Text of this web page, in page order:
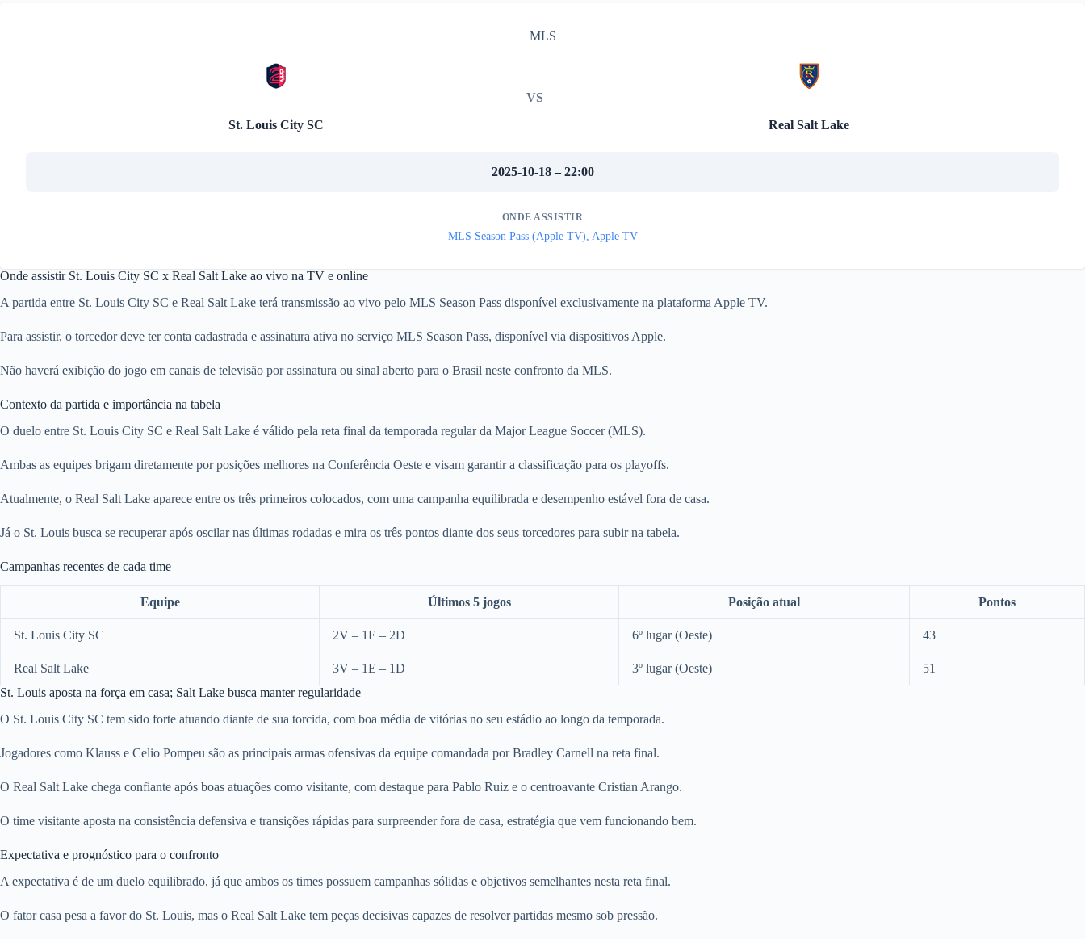
MLS
St. Louis City SC
VS
Real Salt Lake
2025-10-18 – 22:00
ONDE ASSISTIR
MLS Season Pass (Apple TV), Apple TV
Onde assistir St. Louis City SC x Real Salt Lake ao vivo na TV e online
A partida entre St. Louis City SC e Real Salt Lake terá transmissão ao vivo pelo MLS Season Pass disponível exclusivamente na plataforma Apple TV.
Para assistir, o torcedor deve ter conta cadastrada e assinatura ativa no serviço MLS Season Pass, disponível via dispositivos Apple.
Não haverá exibição do jogo em canais de televisão por assinatura ou sinal aberto para o Brasil neste confronto da MLS.
Contexto da partida e importância na tabela
O duelo entre St. Louis City SC e Real Salt Lake é válido pela reta final da temporada regular da Major League Soccer (MLS).
Ambas as equipes brigam diretamente por posições melhores na Conferência Oeste e visam garantir a classificação para os playoffs.
Atualmente, o Real Salt Lake aparece entre os três primeiros colocados, com uma campanha equilibrada e desempenho estável fora de casa.
Já o St. Louis busca se recuperar após oscilar nas últimas rodadas e mira os três pontos diante dos seus torcedores para subir na tabela.
Campanhas recentes de cada time
Equipe Últimos 5 jogos Posição atual Pontos
St. Louis City SC 2V – 1E – 2D 6º lugar (Oeste) 43
Real Salt Lake 3V – 1E – 1D 3º lugar (Oeste)
51
St. Louis aposta na força em casa; Salt Lake busca manter regularidade
O St. Louis City SC tem sido forte atuando diante de sua torcida, com boa média de vitórias no seu estádio ao longo da temporada.
Jogadores como Klauss e Celio Pompeu são as principais armas ofensivas da equipe comandada por Bradley Carnell na reta final.
O Real Salt Lake chega confiante após boas atuações como visitante, com destaque para Pablo Ruiz e o centroavante Cristian Arango.
O time visitante aposta na consistência defensiva e transições rápidas para surpreender fora de casa, estratégia que vem funcionando bem.
Expectativa e prognóstico para o confronto
A expectativa é de um duelo equilibrado, já que ambos os times possuem campanhas sólidas e objetivos semelhantes nesta reta final.
O fator casa pesa a favor do St. Louis, mas o Real Salt Lake tem peças decisivas capazes de resolver partidas mesmo sob pressão.